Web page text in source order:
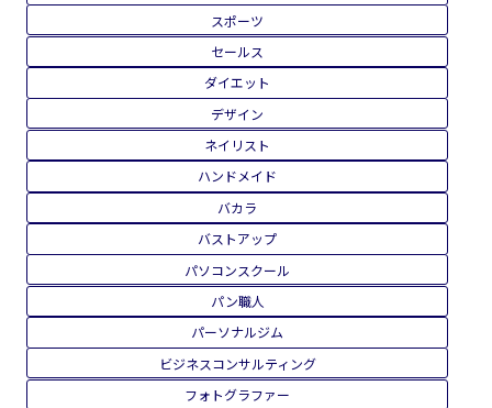
スポーツ
セールス
ダイエット
デザイン
ネイリスト
ハンドメイド
バカラ
バストアップ
パソコンスクール
パン職人
パーソナルジム
ビジネスコンサルティング
フォトグラファー